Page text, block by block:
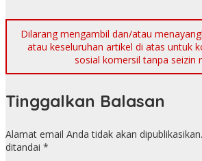
Dilarang mengambil dan/atau
atau keseluruhan artikel di atas untuk
sosial komersil tanpa seizin
Tinggalkan Balasan
Alamat email Anda tidak akan dipublikasikan.
ditandai *